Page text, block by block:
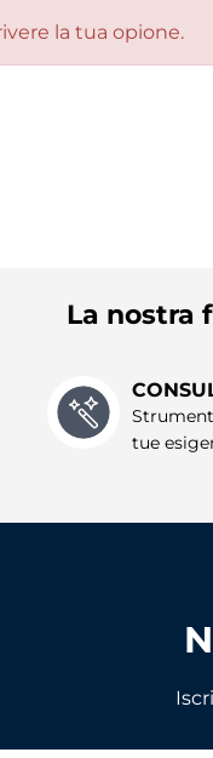
la tua opione.
La nostra
tue